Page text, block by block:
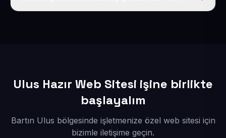
Ulus Hazır Web Sitesi işine birlikte
başlayalım
Bartın Ulus bölgesinde işletmenize özel web sitesi için
bizimle iletişime geçin.